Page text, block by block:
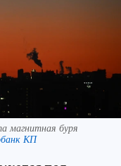
магнитная буря
КП